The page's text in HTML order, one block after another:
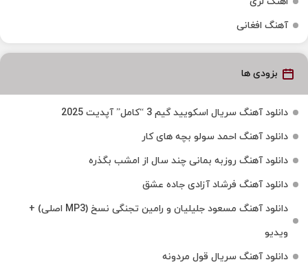
آهنگ افغانی
بزودی ها
دانلود آهنگ سریال اسکویید گیم 3 “کامل” آپدیت 2025
دانلود آهنگ احمد سولو بچه های کار
دانلود آهنگ روزبه بمانی چند سال از امشب بگذره
دانلود آهنگ فرشاد آزادی جاده عشق
دانلود آهنگ مسعود جلیلیان و رامین تجنگی نسخ (MP3 اصلی) +
ویدیو
دانلود آهنگ سریال قول مردونه